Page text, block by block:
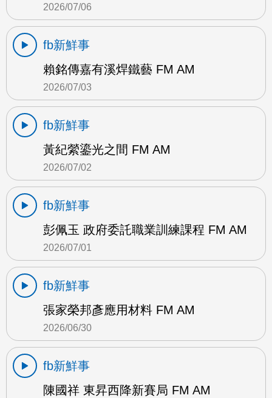
2026/07/06
fb新鮮事
賴銘傳嘉有溪焊鐵藝 FM AM
2026/07/03
fb新鮮事
黃紀縈鎏光之間 FM AM
2026/07/02
fb新鮮事
彭佩玉 政府委託職業訓練課程 FM AM
2026/07/01
fb新鮮事
張家榮邦彥應用材料 FM AM
2026/06/30
fb新鮮事
陳國祥 東昇西降新賽局 FM AM